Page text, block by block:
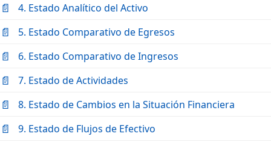
4. Estado Analítico del Activo
5. Estado Comparativo de Egresos
6. Estado Comparativo de Ingresos
7. Estado de Actividades
8. Estado de Cambios en la Situación Financiera
9. Estado de Flujos de Efectivo